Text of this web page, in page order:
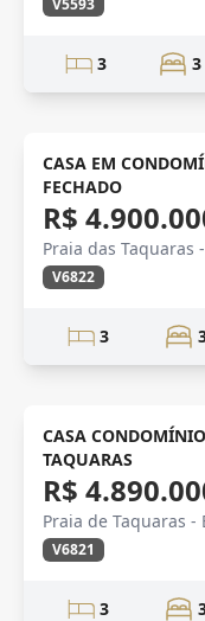
V5593
3 3
Novidade
CASA EM
FECHADO
R$
Praia das Taquaras
V6822
3
Novidade
CASA
TAQUARAS
R$
Praia de Taquaras -
V6821
3